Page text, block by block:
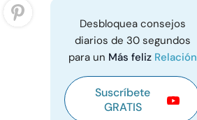
Desbloquea consejos
diarios de 30 segundos
para un Más feliz Relación
Suscríbete
GRATIS